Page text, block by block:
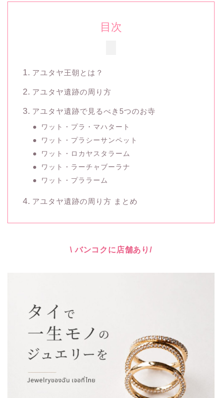
目次
アユタヤ王朝とは？
アユタヤ遺跡の周り方
アユタヤ遺跡で見るべき5つのお寺
ワット・プラ・マハタート
ワット・プラシーサンペット
ワット・ロカヤスタラーム
ワット・ラーチャブーラナ
ワット・プララーム
アユタヤ遺跡の周り方 まとめ
\ バンコクに店舗あり/